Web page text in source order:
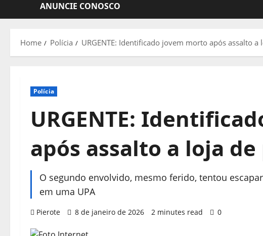
ANUNCIE CONOSCO
Home Polícia URGENTE: Identificado jovem morto após assalto a
Polícia
URGENTE:
após assalto a loja
O segundo envolvido, mesmo ferido, tentou
em uma UPA
Pierote 8 de janeiro de 2026 2 minutes read 0